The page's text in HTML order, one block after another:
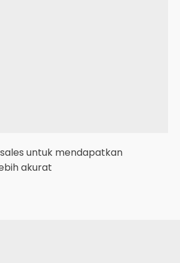
untuk mendapatkan
akurat